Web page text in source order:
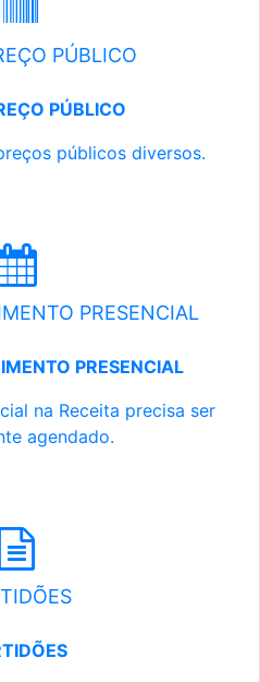
PÚBLICO
PÚBLICO
públicos diversos.
PRESENCIAL
PRESENCIAL
na Receita precisa ser
agendado.